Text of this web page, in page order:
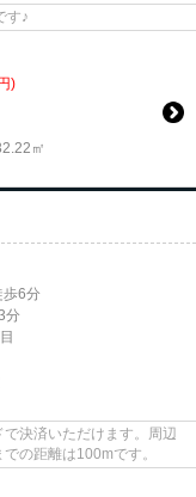
す♪
)
㎡
歩6分
分
決済いただけます。周辺
の距離は100mです。